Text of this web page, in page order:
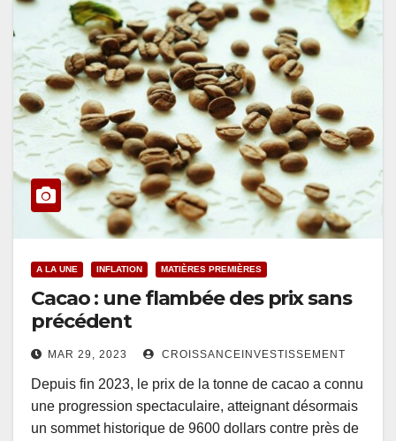
A LA UNE INFLATION MATIÈRES PREMIÈRES
Cacao : une flambée des prix sans
précédent
MAR 29, 2023 CROISSANCEINVESTISSEMENT
Depuis fin 2023, le prix de la tonne de cacao a connu
une progression spectaculaire, atteignant désormais
un sommet historique de 9600 dollars contre près de